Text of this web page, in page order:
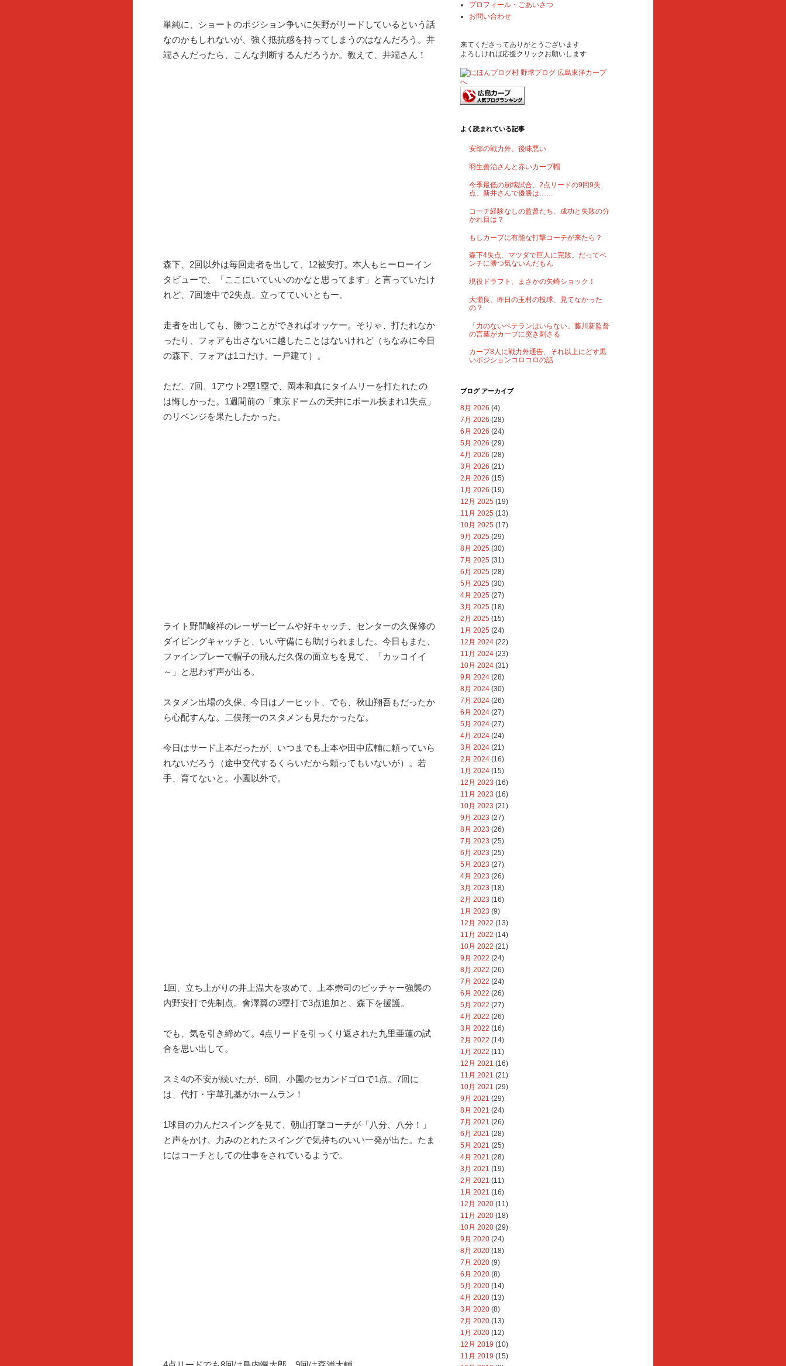
単純に、ショートのポジション争いに矢野がリードしているという話
なのかもしれないが、強く抵抗感を持ってしまうのはなんだろう。井
端さんだったら、こんな判断するんだろうか。教えて、井端さん！
森下、2回以外は毎回走者を出して、12被安打。本人もヒーローイン
タビューで、「ここにいていいのかなと思ってます」と言っていたけ
れど、7回途中で2失点。立ってていいともー。
走者を出しても、勝つことができればオッケー。そりゃ、打たれなか
ったり、フォアも出さないに越したことはないけれど（ちなみに今日
の森下、フォアは1コだけ。一戸建て）。
ただ、7回、1アウト2塁1塁で、岡本和真にタイムリーを打たれたの
は悔しかった。1週間前の「東京ドームの天井にボール挟まれ1失点」
のリベンジを果たしたかった。
ライト野間峻祥のレーザービームや好キャッチ、センターの久保修の
ダイビングキャッチと、いい守備にも助けられました。今日もまた、
ファインプレーで帽子の飛んだ久保の面立ちを見て、「カッコイイ
～」と思わず声が出る。
スタメン出場の久保、今日はノーヒット、でも、秋山翔吾もだったか
ら心配すんな。二俣翔一のスタメンも見たかったな。
今日はサード上本だったが、いつまでも上本や田中広輔に頼っていら
れないだろう（途中交代するくらいだから頼ってもいないが）。若
手、育てないと。小園以外で。
1回、立ち上がりの井上温大を攻めて、上本崇司のピッチャー強襲の
内野安打で先制点。會澤翼の3塁打で3点追加と、森下を援護。
でも、気を引き締めて。4点リードを引っくり返された九里亜蓮の試
合を思い出して。
スミ4の不安が続いたが、6回、小園のセカンドゴロで1点。7回に
は、代打・宇草孔基がホームラン！
1球目の力んだスイングを見て、朝山打撃コーチが「八分、八分！」
と声をかけ、力みのとれたスイングで気持ちのいい一発が出た。たま
にはコーチとしての仕事をされているようで。
プロフィール・ごあいさつ
お問い合わせ
来てくださってありがとうございます
よろしければ応援クリックお願いします
よく読まれている記事
安部の戦力外、後味悪い
羽生善治さんと赤いカープ帽
今季最低の崩壊試合、2点リードの9回9失
点、新井さんで優勝は……
コーチ経験なしの監督たち、成功と失敗の分
かれ目は？
もしカープに有能な打撃コーチが来たら？
森下4失点、マツダで巨人に完敗。だってベ
ンチに勝つ気ないんだもん
現役ドラフト、まさかの矢崎ショック！
大瀬良、昨日の玉村の投球、見てなかった
の？
「力のないベテランはいらない」藤川新監督
の言葉がカープに突き刺さる
カープ8人に戦力外通告、それ以上にどす黒
いポジションコロコロの話
ブログ アーカイブ
8月 2026 (4)
7月 2026 (28)
6月 2026 (24)
5月 2026 (29)
4月 2026 (28)
3月 2026 (21)
2月 2026 (15)
1月 2026 (19)
12月 2025 (19)
11月 2025 (13)
10月 2025 (17)
9月 2025 (29)
8月 2025 (30)
7月 2025 (31)
6月 2025 (28)
5月 2025 (30)
4月 2025 (27)
3月 2025 (18)
2月 2025 (15)
1月 2025 (24)
12月 2024 (22)
11月 2024 (23)
10月 2024 (31)
9月 2024 (28)
8月 2024 (30)
7月 2024 (26)
6月 2024 (27)
5月 2024 (27)
4月 2024 (24)
3月 2024 (21)
2月 2024 (16)
1月 2024 (15)
12月 2023 (16)
11月 2023 (16)
10月 2023 (21)
9月 2023 (27)
8月 2023 (26)
7月 2023 (25)
6月 2023 (25)
5月 2023 (27)
4月 2023 (26)
3月 2023 (18)
2月 2023 (16)
1月 2023 (9)
12月 2022 (13)
11月 2022 (14)
10月 2022 (21)
9月 2022 (24)
8月 2022 (26)
7月 2022 (24)
6月 2022 (26)
5月 2022 (27)
4月 2022 (26)
3月 2022 (16)
2月 2022 (14)
1月 2022 (11)
12月 2021 (16)
11月 2021 (21)
10月 2021 (29)
9月 2021 (29)
8月 2021 (24)
7月 2021 (26)
6月 2021 (28)
5月 2021 (25)
4月 2021 (28)
3月 2021 (19)
2月 2021 (11)
1月 2021 (16)
12月 2020 (11)
11月 2020 (18)
10月 2020 (29)
9月 2020 (24)
8月 2020 (18)
7月 2020 (9)
6月 2020 (8)
5月 2020 (14)
4月 2020 (13)
3月 2020 (8)
2月 2020 (13)
1月 2020 (12)
12月 2019 (10)
11月 2019 (15)